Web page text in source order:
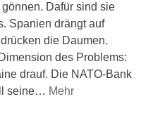
Dafür sind sie
Spanien drängt auf
die Daumen.
des Problems:
drauf. Die NATO-Bank
seine… Mehr